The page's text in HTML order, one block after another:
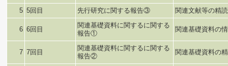
5 5回目 先行研究に関する報告③ 関連文献等の精
6 6回目
関連基礎資料に関するに関する
報告①
関連基礎資料の
7 7回目
関連基礎資料に関するに関する
報告②
関連基礎資料の